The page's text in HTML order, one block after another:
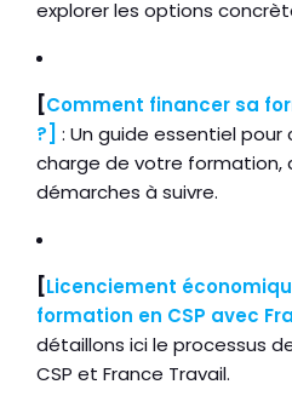
explorer les options
[Comment financer sa
?]
: Un guide essentiel
charge de votre formation,
démarches à suivre.
[Licenciement
formation en CSP avec
détaillons ici le processus
CSP et France Travail.